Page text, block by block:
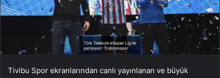
Tivibu Spor ekranlarından canlı yayınlanan ve büyük